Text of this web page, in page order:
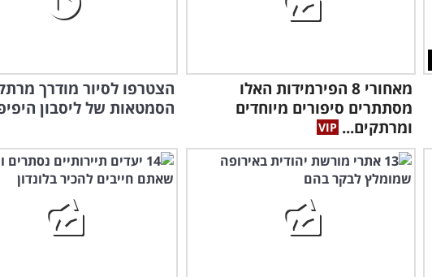
מאחורי 8 הפירמידות האלו
מסתתרים סיפורים מיוחדים
ומרתקים...
הצטרפו לסיור מודרך
הסמטאות של ליסבון